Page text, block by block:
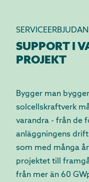
SUPPORT I
PROJEKT
Bygger man
solcellskraftverk
varandra - från de
anläggningens
som med många
projektet till
från mer än 60